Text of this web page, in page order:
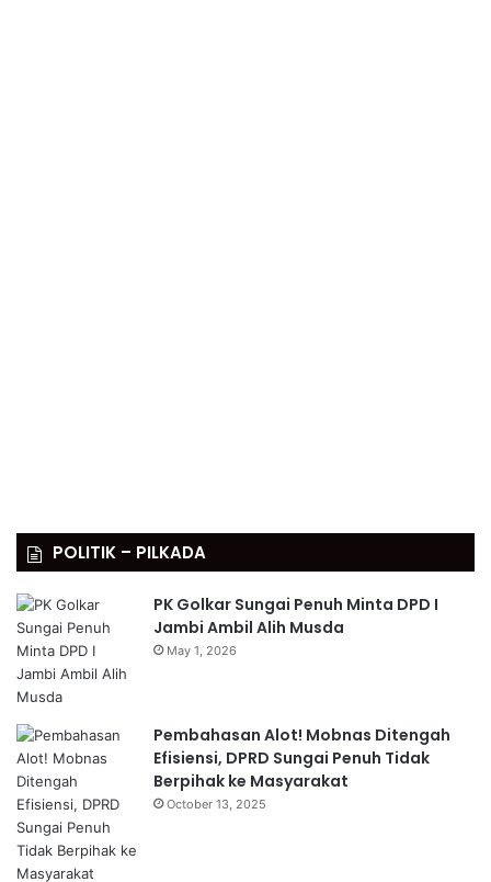
POLITIK – PILKADA
PK Golkar Sungai Penuh Minta DPD I
Jambi Ambil Alih Musda
May 1, 2026
Pembahasan Alot! Mobnas Ditengah
Efisiensi, DPRD Sungai Penuh Tidak
Berpihak ke Masyarakat
October 13, 2025